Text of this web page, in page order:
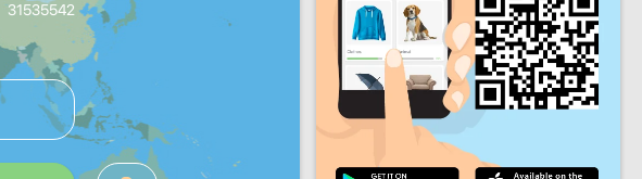
31535542
Dnevni progres
Mjesečni progres